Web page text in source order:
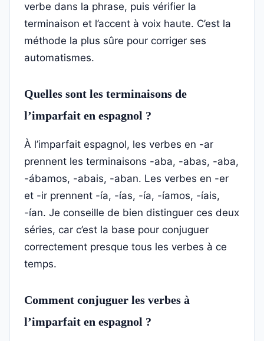
verbe dans la phrase, puis vérifier la
terminaison et l’accent à voix haute. C’est la
méthode la plus sûre pour corriger ses
automatismes.
Quelles sont les terminaisons de
l’imparfait en espagnol ?
À l’imparfait espagnol, les verbes en -ar
prennent les terminaisons -aba, -abas, -aba,
-ábamos, -abais, -aban. Les verbes en -er
et -ir prennent -ía, -ías, -ía, -íamos, -íais,
-ían. Je conseille de bien distinguer ces deux
séries, car c’est la base pour conjuguer
correctement presque tous les verbes à ce
temps.
Comment conjuguer les verbes à
l’imparfait en espagnol ?